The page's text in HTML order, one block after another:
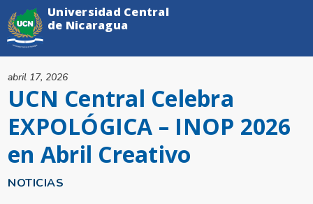
NOTICIAS
UCN Central Celebra
EXPOLÓGICA – INOP 2026
en Abril Creativo
abril 17, 2026
Universidad Central
de Nicaragua